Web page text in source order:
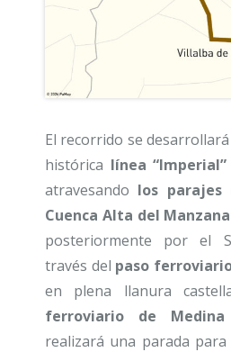
El recorrido se
histórica línea
atravesando los parajes
Cuenca Alta del
posteriormente por el
través del paso
en plena llanura
ferroviario de
realizará una parada para